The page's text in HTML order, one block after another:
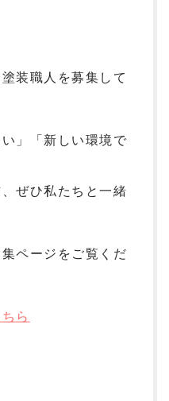
装職人を募集して
」「新しい環境で
ぜひ私たちと一緒
ページをご覧くだ
ら